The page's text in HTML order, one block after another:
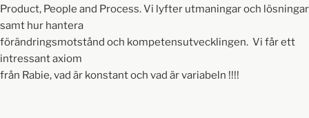
Product, People and Process. Vi lyfter utmaningar och lösningar
samt hur hantera
förändringsmotstånd och kompetensutvecklingen. Vi får ett
intressant axiom
från Rabie, vad är konstant och vad är variabeln !!!!